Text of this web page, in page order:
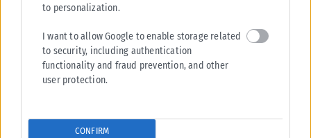
to personalization.
I want to allow Google to enable storage related
to security, including authentication
functionality and fraud prevention, and other
user protection.
CONFIRM